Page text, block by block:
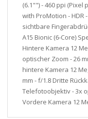
(6.1"") - 460 ppi (Pixel
with ProMotion -
sichtbare
A15 Bionic (6-Core)
Hintere Kamera 12
optischer Zoom - 26
hintere Kamera 12
mm - f/1.8 Dritte
Telefotoobjektiv - 3x
Vordere Kamera 12